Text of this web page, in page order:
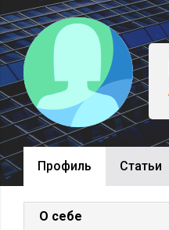
Профиль Cтатьи
О себе